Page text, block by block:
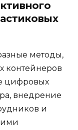
методы,
контейнеров
цифровых
внедрение
и